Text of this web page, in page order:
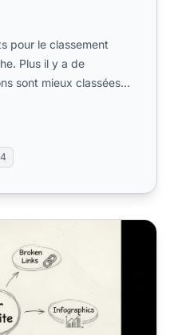
pour le classement
Plus il y a de
sont mieux classées,
? Guide complet des